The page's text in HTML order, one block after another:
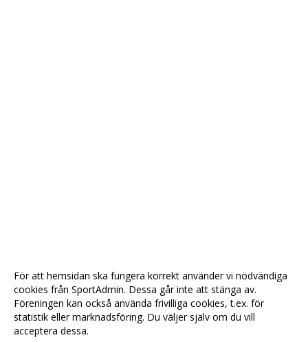
För att hemsidan ska fungera korrekt använder vi nödvändiga
cookies från SportAdmin. Dessa går inte att stänga av.
Föreningen kan också använda frivilliga cookies, t.ex. för
statistik eller marknadsföring. Du väljer själv om du vill
acceptera dessa.